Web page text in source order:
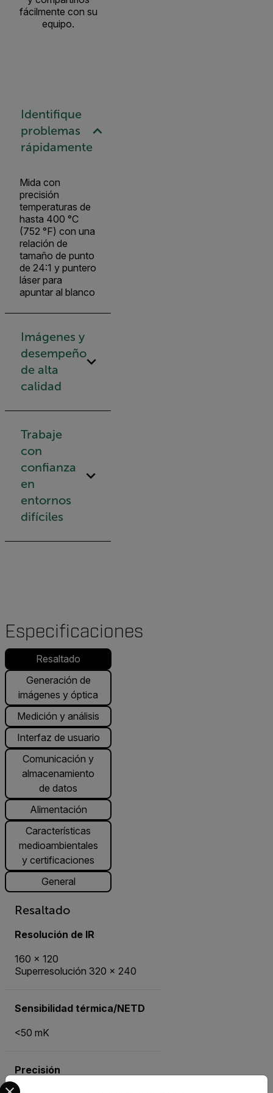
fácilmente con su
equipo.
Identifique
problemas
rápidamente
Mida con
precisión
temperaturas de
hasta 400 °C
(752 °F) con una
relación de
tamaño de punto
de 24:1 y puntero
láser para
apuntar al blanco
Imágenes y
desempeño
de alta
calidad
Trabaje
con
confianza
en
entornos
difíciles
Especificaciones
Resaltado
Generación de
imágenes y óptica
Medición y análisis
Interfaz de usuario
Comunicación y
almacenamiento
de datos
Alimentación
Características
medioambientales
y certificaciones
General
Resaltado
Resolución de IR
160 × 120
Superresolución 320 × 240
Sensibilidad térmica/NETD
<50 mK
Precisión
Select your preferred country and language from the